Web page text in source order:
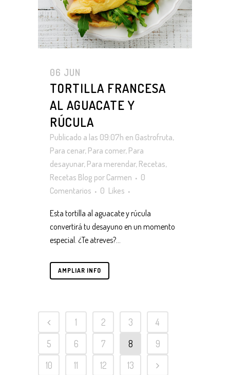
06 JUN
TORTILLA FRANCESA
AL AGUACATE Y
RÚCULA
Publicado a las 09:07h en Gastrofruta,
Para cenar, Para comer, Para
desayunar, Para merendar, Recetas,
Recetas Blog por Carmen
0
Comentarios
0 Likes
Esta tortilla al aguacate y rúcula
convertirá tu desayuno en un momento
especial. ¿Te atreves?...
AMPLIAR INFO
1 2 3
4
5
6 7 8
9
10
11 12 13